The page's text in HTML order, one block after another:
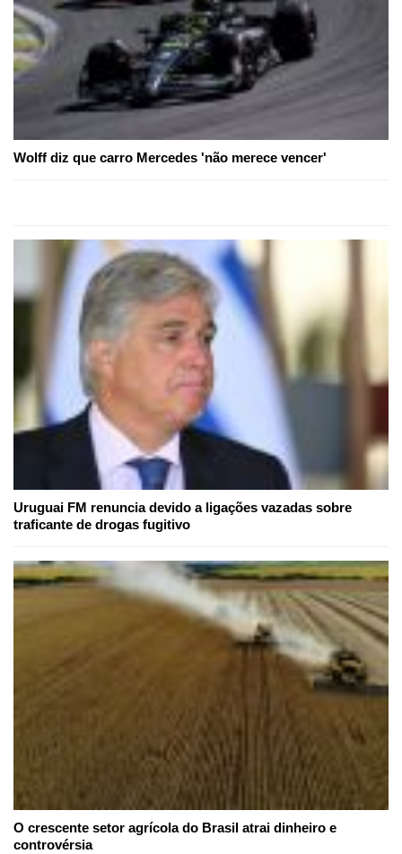
Wolff diz que carro Mercedes 'não merece vencer'
Uruguai FM renuncia devido a ligações vazadas sobre
traficante de drogas fugitivo
O crescente setor agrícola do Brasil atrai dinheiro e
controvérsia